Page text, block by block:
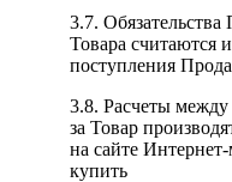
3.7. Обязательства
Товара считаются
поступления
3.8. Расчеты
за Товар
на сайте
купить